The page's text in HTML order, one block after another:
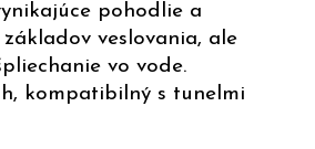
pohodlie a
veslovania, ale
vo vode.
kompatibilný s tunelmi